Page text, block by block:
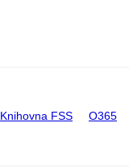
Knihovna FSS O365